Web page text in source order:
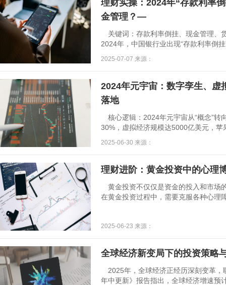
理财实操：2024年“存款利率
金管理？—
关键词：存款利率倒挂、现金管理、
2024年，中国银行业出现“存款利率倒
激增。如何让“闲置资金”跑赢通胀？5
次），银行为维持利润，压缩长期存款
民存款新增超20万亿元，
2025-07-07 来源：
2024年元宇宙：数字孪生、虚
落地
核心逻辑：2024年元宇宙从“概念”转
30%，虚拟经济规模达5000亿美元，
果Vision Pro 2024年销量突破500万台
眼镜，售价399美元，年销量超300万
2025-06-30 来源：
理财进阶：黄金投资中的心理
黄金投资不仅仅是资金的投入和市场
在黄金投资过程中，需要克服各种心理
润。他们可能会忽视市场的风险，过度
这些投资者
2025-06-23 来源：
全球经济新变局下的投资策略
2025年，全球经济正经历深刻变革，
年中更新》报告指出，全球经济增速预